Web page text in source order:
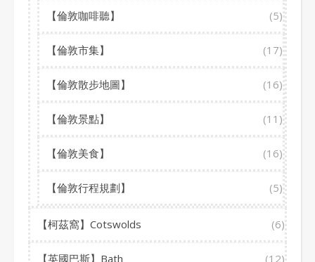
【倫敦咖啡聽】 (5)
【倫敦市集】 (17)
【倫敦散步地圖】 (16)
【倫敦景點】 (11)
【倫敦美食】 (16)
【倫敦行程規劃】 (5)
【柯茲窩】Cotswolds (6)
【英國巴斯】Bath (12)